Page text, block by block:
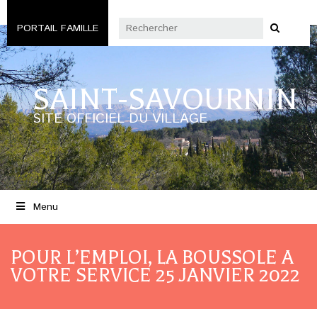
PORTAIL FAMILLE
SAINT-SAVOURNIN
SITE OFFICIEL DU VILLAGE
Menu
POUR L’EMPLOI, LA BOUSSOLE A
VOTRE SERVICE 25 JANVIER 2022